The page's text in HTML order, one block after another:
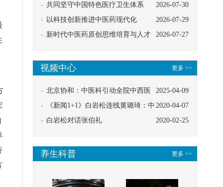
应告知煎服方法及注意事项
2026-07-30
共同坚守中国特色医疗卫生体系
2026-07-29
以科技创新推进中医药现代化
2026-07-27
新时代中医药原创思维培育与人才
更多 >>
视频中心
2025-04-09
北京协和：中医科引动全院中西医
协同
2020-04-07
《新闻1+1》白岩松连线黄璐琦：中
医救治的临床效果
2020-02-25
白岩松对话张伯礼
更多 >>
养生科普